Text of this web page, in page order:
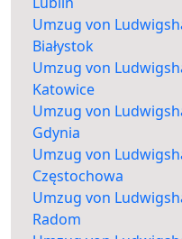
Umzug von
Białystok
Umzug von
Katowice
Umzug von
Gdynia
Umzug von
Częstochowa
Umzug von
Radom